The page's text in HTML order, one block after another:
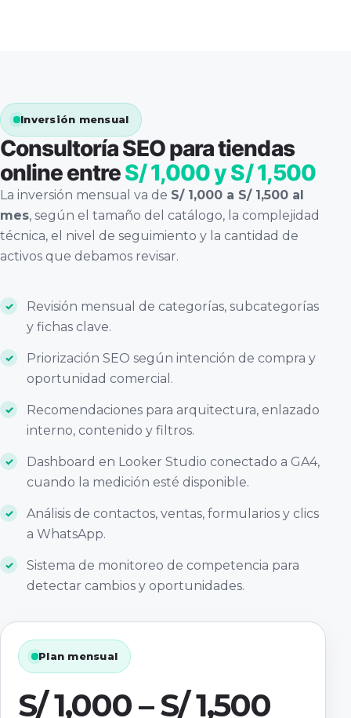
Inversión mensual
Consultoría SEO para tiendas
online entreS/ 1,000 y S/ 1,500
La inversión mensual va de S/ 1,000 a S/ 1,500 al
mes, según el tamaño del catálogo, la complejidad
técnica, el nivel de seguimiento y la cantidad de
activos que debamos revisar.
Revisión mensual de categorías, subcategorías
y fichas clave.
Priorización SEO según intención de compra y
oportunidad comercial.
Recomendaciones para arquitectura, enlazado
interno, contenido y filtros.
Dashboard en Looker Studio conectado a GA4,
cuando la medición esté disponible.
Análisis de contactos, ventas, formularios y clics
a WhatsApp.
Sistema de monitoreo de competencia para
detectar cambios y oportunidades.
Plan mensual
S/ 1,000 – S/ 1,500